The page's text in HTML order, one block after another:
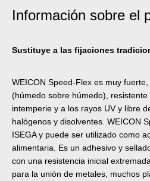
Información sobre el
Sustituye a las fijaciones
WEICON Speed-Flex es muy
(húmedo sobre húmedo),
intemperie y a los rayos UV y libre
halógenos y disolventes. WEICON
ISEGA y puede ser utilizado como
alimentaria. Es un adhesivo y
con una resistencia inicial
para la unión de metales, muchos